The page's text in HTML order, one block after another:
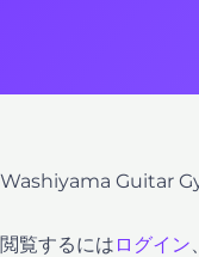
Washiyama Guitar
閲覧するには ログイン